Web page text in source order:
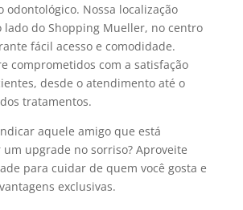
odontológico. Nossa localização
lado do Shopping Mueller, no centro
fácil acesso e comodidade.
comprometidos com a satisfação
desde o atendimento até o
tratamentos.
aquele amigo que está
upgrade no sorriso? Aproveite
para cuidar de quem você gosta e
exclusivas.